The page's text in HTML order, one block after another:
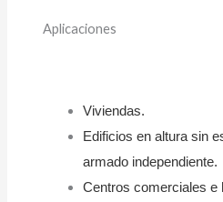
Aplicaciones
Viviendas.
Edificios en altura sin
armado independiente.
Centros comerciales e